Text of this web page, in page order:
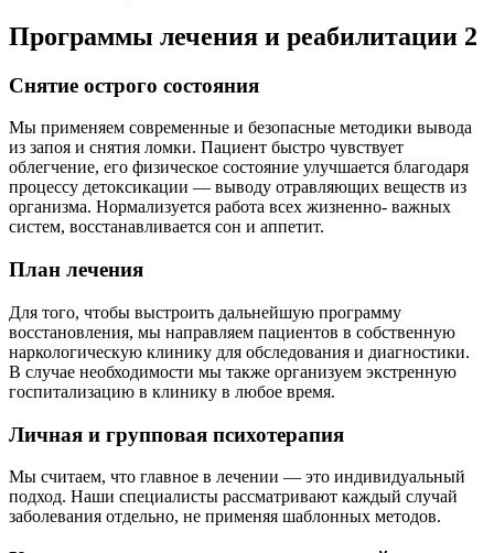
Программы лечения и реабилитации 2
Снятие острого состояния
Мы применяем современные и безопасные методики вывода
из запоя и снятия ломки. Пациент быстро чувствует
облегчение, его физическое состояние улучшается благодаря
процессу детоксикации — выводу отравляющих веществ из
организма. Нормализуется работа всех жизненно- важных
систем, восстанавливается сон и аппетит.
План лечения
Для того, чтобы выстроить дальнейшую программу
восстановления, мы направляем пациентов в собственную
наркологическую клинику для обследования и диагностики.
В случае необходимости мы также организуем экстренную
госпитализацию в клинику в любое время.
Личная и групповая психотерапия
Мы считаем, что главное в лечении — это индивидуальный
подход. Наши специалисты рассматривают каждый случай
заболевания отдельно, не применяя шаблонных методов.